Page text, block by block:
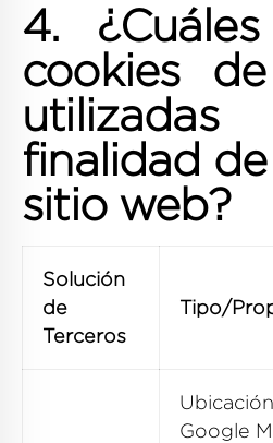
4.
cookies
finalidad de
sitio web?
Solución
de
Terceros
Tipo/
Google